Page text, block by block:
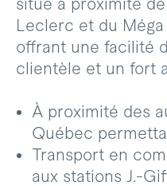
Leclerc et du
offrant une facilité
clientèle et un fort
À proximité des
Québec
Transport en
aux stations J.-